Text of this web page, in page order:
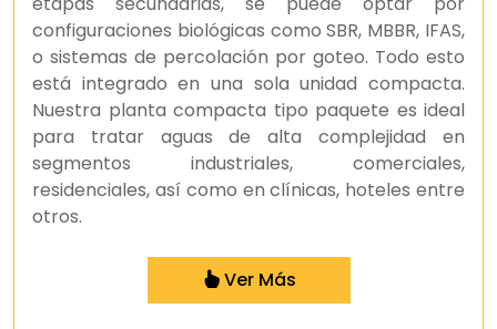
configuraciones biológicas como SBR, MBBR, IFAS,
o sistemas de percolación por goteo. Todo esto
está integrado en una sola unidad compacta.
Nuestra planta compacta tipo paquete es ideal
para tratar aguas de alta complejidad en
segmentos industriales, comerciales,
residenciales, así como en clínicas, hoteles entre
otros.
Ver Más